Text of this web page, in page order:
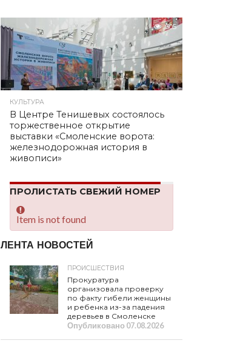
305
КУЛЬТУРА
В Центре Тенишевых состоялось
торжественное открытие
выставки «Смоленские ворота:
железнодорожная история в
живописи»
ПРОЛИСТАТЬ СВЕЖИЙ НОМЕР
Item is not found
ЛЕНТА НОВОСТЕЙ
ПРОИСШЕСТВИЯ
Прокуратура
организовала проверку
по факту гибели женщины
и ребенка из-за падения
деревьев в Смоленске
Опубликовано07.08.2026